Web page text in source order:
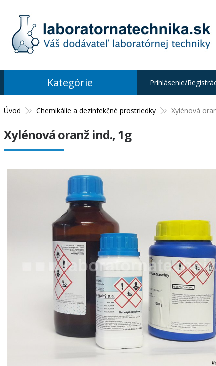
Úvod Chemikálie a dezinfekčné prostriedky Xylénová
Xylénová oranž ind., 1g
Kategórie Prihlásenie/